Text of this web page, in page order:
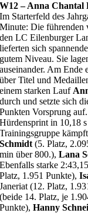
W12 – Anna Chantal
Im Starterfeld des
Minute: Die führenden
den LC Eilenburger
lieferten sich
gutem Niveau. Sie
auseinander. Am Ende
über Titel und
einem starken Lauf
durch und setzte sich
Punkten Vorsprung
Hürdensprint in 10,18
Trainingsgruppe
Schmidt (5. Platz,
min über 800.),Lana
Ebenfalls starke
Platz, 1.951 Punkte),
Janeriat (12. Platz,
(beide 14. Platz, je
Punkte),Hanny